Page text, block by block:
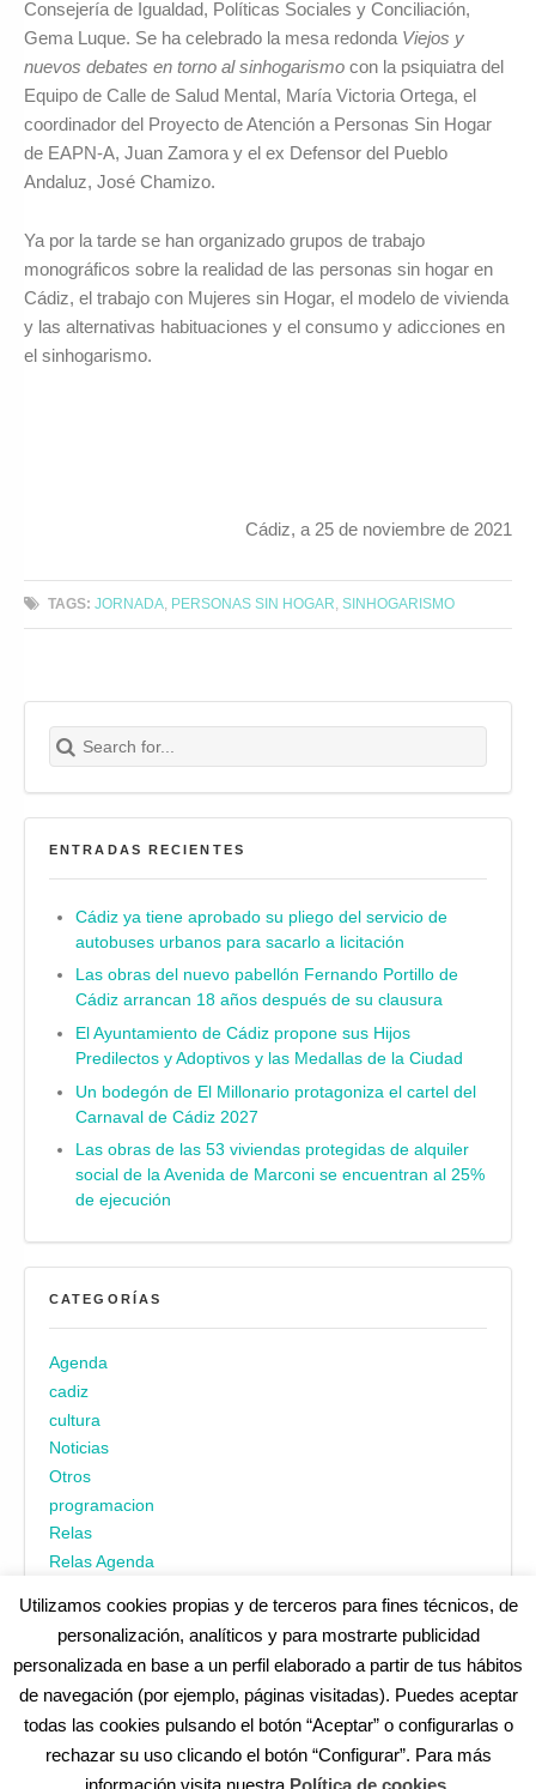
Consejería de Igualdad, Políticas Sociales y Conciliación,
Gema Luque. Se ha celebrado la mesa redonda Viejos y
nuevos debates en torno al sinhogarismo con la psiquiatra del
Equipo de Calle de Salud Mental, María Victoria Ortega, el
coordinador del Proyecto de Atención a Personas Sin Hogar
de EAPN-A, Juan Zamora y el ex Defensor del Pueblo
Andaluz, José Chamizo.
Ya por la tarde se han organizado grupos de trabajo
monográficos sobre la realidad de las personas sin hogar en
Cádiz, el trabajo con Mujeres sin Hogar, el modelo de vivienda
y las alternativas habituaciones y el consumo y adicciones en
el sinhogarismo.
Cádiz, a 25 de noviembre de 2021
TAGS: JORNADA PERSONAS SIN HOGAR ,SINHOGARISMO
Search for:
Buscar
ENTRADAS RECIENTES
Cádiz ya tiene aprobado su pliego del servicio de
autobuses urbanos para sacarlo a licitación
Las obras del nuevo pabellón Fernando Portillo de
Cádiz arrancan 18 años después de su clausura
El Ayuntamiento de Cádiz propone sus Hijos
Predilectos y Adoptivos y las Medallas de la Ciudad
Un bodegón de El Millonario protagoniza el cartel del
Carnaval de Cádiz 2027
Las obras de las 53 viviendas protegidas de alquiler
social de la Avenida de Marconi se encuentran al 25%
de ejecución
CATEGORÍAS
Agenda
cadiz
cultura
Noticias
Otros
programacion
Relas
Relas Agenda
¿No encuentras alguna cosa? Echa un vistazo encadiz.es|
Aviso legal| Política de privacidad|Accesibilidad| Política de
Utilizamos cookies propias y de terceros para fines técnicos, de
personalización, analíticos y para mostrarte publicidad
personalizada en base a un perfil elaborado a partir de tus hábitos
de navegación (por ejemplo, páginas visitadas). Puedes aceptar
todas las cookies pulsando el botón “Aceptar” o configurarlas o
rechazar su uso clicando el botón “Configurar”. Para más
información visita nuestra Política de cookies